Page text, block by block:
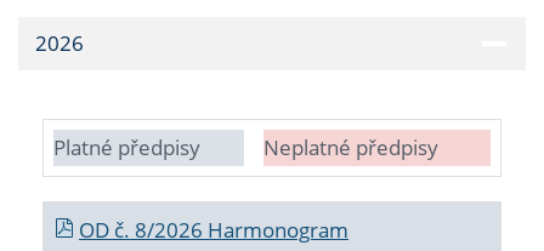
2026
Platné předpisy Neplatné předpisy
OD č. 8/2026 Harmonogram